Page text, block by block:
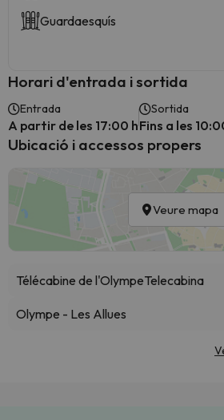
Guardaesquís
Horari d'entrada i sortida
Entrada
A partir de les 17:00 h
Sortida
Fins a les
Ubicació i accessos propers
Veure mapa
Télécabine de l'OlympeTelecabina
Olympe - Les Allues